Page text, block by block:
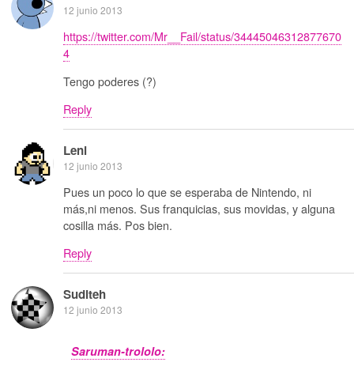
12 junio 2013
https://twitter.com/Mr__Fail/status/34445046312877670
4
Tengo poderes (?)
Reply
Leni
12 junio 2013
Pues un poco lo que se esperaba de Nintendo, ni
más,ni menos. Sus franquicias, sus movidas, y alguna
cosilla más. Pos bien.
Reply
Suditeh
12 junio 2013
Saruman-trololo: